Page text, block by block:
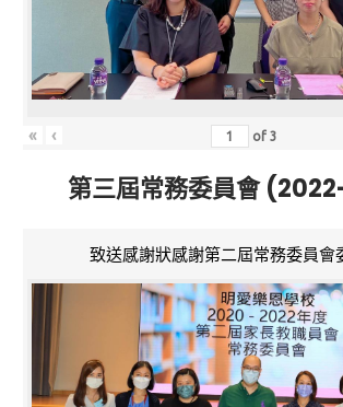
« ‹ of3
第三屆常務委員會
致送感謝狀感謝第二屆常務委員會